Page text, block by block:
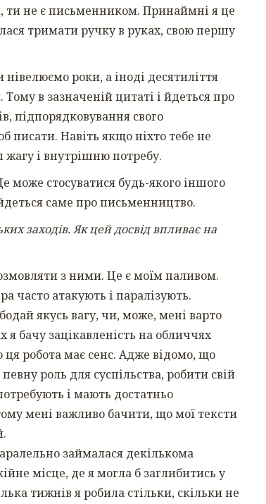
ти не є письменником. Принаймні я це
тримати ручку в руках, свою першу
роки, а іноді десятиліття
в зазначеній цитаті і йдеться про
підпорядковування свого
писати. Навіть якщо ніхто тебе не
і внутрішню потребу.
стосуватися будь-якого іншого
саме про письменництво.
заходів. Як цей досвід впливає на
з ними. Це є моїм паливом.
часто атакують і паралізують.
якусь вагу, чи, може, мені варто
бачу зацікавленість на обличчях
ця робота має сенс. Адже відомо, що
роль для суспільства, робити свій
і мають достатньо
мені важливо бачити, що мої тексти
займалася декількома
місце, де я могла б заглибитись у
тижнів я робила стільки, скільки не